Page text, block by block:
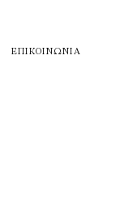
ΕΠΙΚΟΙΝΩΝΊΑ